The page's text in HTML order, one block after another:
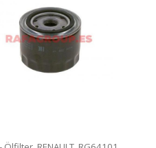
9091503006 -